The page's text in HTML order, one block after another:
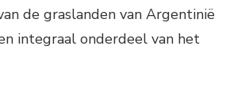
de graslanden van Argentinië
integraal onderdeel van het